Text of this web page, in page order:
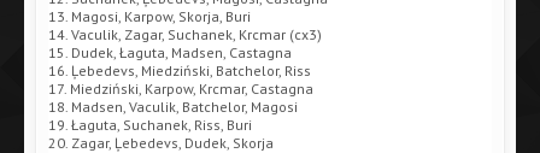
13. Magosi, Karpow, Skorja, Buri
14. Vaculik, Zagar, Suchanek, Krcmar (сх3)
15. Dudek, Łaguta, Madsen, Castagna
16. Ļebedevs, Miedziński, Batchelor, Riss
17. Miedziński, Karpow, Krcmar, Castagna
18. Madsen, Vaculik, Batchelor, Magosi
19. Łaguta, Suchanek, Riss, Buri
20. Zagar, Ļebedevs, Dudek, Skorja